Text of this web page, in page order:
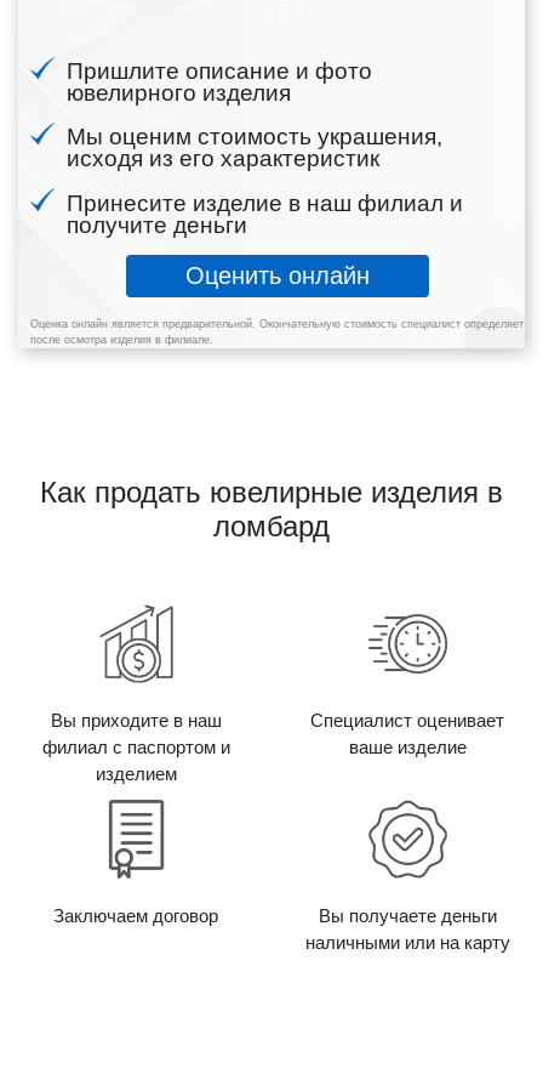
Пришлите описание и фото
ювелирного изделия
Мы оценим стоимость украшения,
исходя из его характеристик
Принесите изделие в наш филиал и
получите деньги
Оценить онлайн
Оценка онлайн является предварительной. Окончательную стоимость специалист определяет
после осмотра изделия в филиале.
Как продать ювелирные изделия в
ломбард
Вы приходите в наш
филиал с паспортом и
изделием
Специалист оценивает
ваше изделие
Заключаем договор
Вы получаете деньги
наличными или на карту